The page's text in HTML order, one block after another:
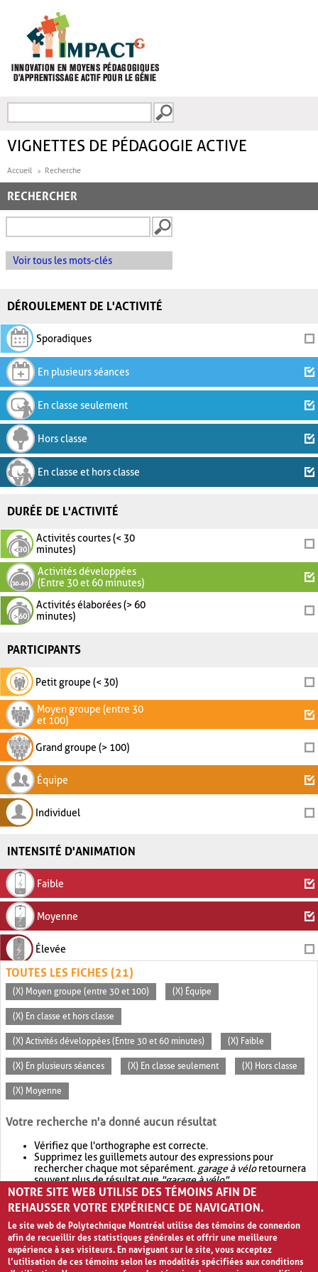
FORMULAIRE DE
VIGNETTES DE PÉDAGOGIE ACTIVE
Accueil Recherche
RECHERCHER
Voir tous les mots-clés
DÉROULEMENT DE L'ACTIVITÉ
Sporadiques
En plusieurs séances
En classe seulement
Hors classe
En classe et hors classe
DURÉE DE L'ACTIVITÉ
Activités courtes (< 30
minutes)
Activités développées
(Entre 30 et 60 minutes)
Activités élaborées (> 60
minutes)
PARTICIPANTS
Petit groupe (< 30)
Moyen groupe (entre 30
et 100)
Grand groupe (> 100)
Équipe
Individuel
INTENSITÉ D'ANIMATION
Faible
Moyenne
Élevée
TOUTES LES FICHES (21)
(X) Moyen groupe (entre 30 et 100) (X) Équipe
(X) En classe et hors classe
(X) Activités développées (Entre 30 et 60 minutes) (X) Faible
(X) En plusieurs séances (X) En classe seulement (X) Hors classe
(X) Moyenne
Votre recherche n'a donné aucun résultat
Vérifiez que l'orthographe est correcte.
Supprimez les guillemets autour des expressions pour
rechercher chaque mot séparément. garage à véloretournera
souvent plus de résultat que"garage à vélo".
Envisagez d'élargir votre recherche avec OR.garage OR vélo
retournera souvent plus de résultat quegarage à vélo
NOTRE SITE WEB UTILISE DES TÉMOINS AFIN DE
REHAUSSER VOTRE EXPÉRIENCE DE NAVIGATION.
Le site web de Polytechnique Montréal utilise des témoins de connexion
afin de recueillir des statistiques générales et offrir une meilleure
expérience à ses visiteurs. En naviguant sur le site, vous acceptez
l’utilisation de ces témoins selon les modalités spécifiées aux conditions